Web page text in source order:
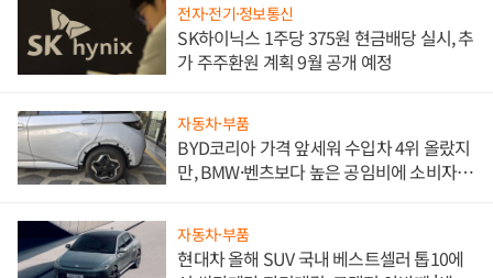
전자·전기·정보통신
SK하이닉스 1주당 375원 현금배당 실시, 추
가 주주환원 계획 9월 공개 예정
자동차·부품
BYD코리아 가격 앞세워 수입차 4위 올랐지
만, BMW·벤츠보다 높은 공임비에 소비자
자동차·부품
현대차 올해 SUV 국내 베스트셀러 톱10에